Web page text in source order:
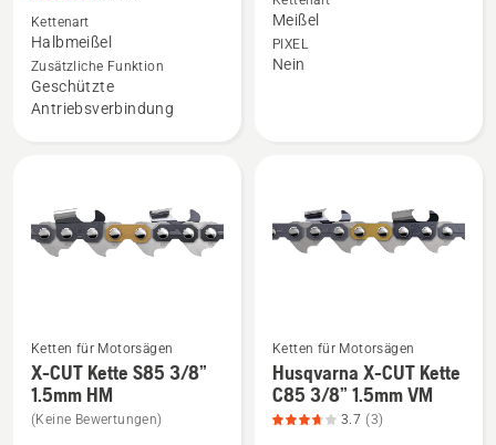
CUT
Kette
S35G
anzeigen,
Kettenart
Halbmeißel
Zusätzliche Funktion
Geschützte
Antriebsverbindung
CUT
Meißel
PIXEL
Nein
Mehr
Details
zu
Ketten für Motorsägen
X-CUT Kette S85 3/8”
1.5mm HM
(Keine Bewertungen)
Mehr
Details
zu
Ketten für Motorsägen
Husqvarna X-CUT Kette
C85 3/8” 1.5mm VM
3.7 (3)